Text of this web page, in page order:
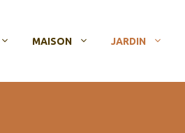
MAISON JARDIN